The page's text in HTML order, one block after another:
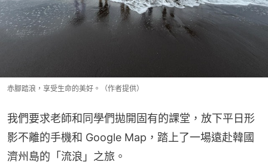
赤腳踏浪，享受生命的美好。（作者提供）
我們要求老師和同學們拋開固有的課堂，放下平日形
影不離的手機和 Google Map，踏上了一場遠赴韓國
濟州島的「流浪」之旅。